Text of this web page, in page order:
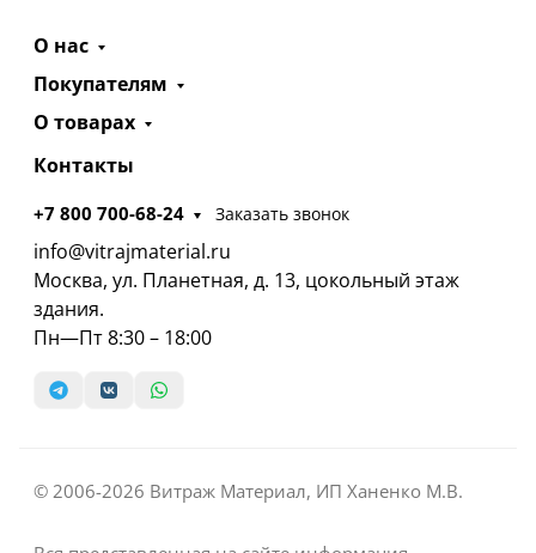
О нас
Покупателям
О товарах
Контакты
+7 800 700-68-24 Заказать звонок
info@vitrajmaterial.ru
Москва, ул. Планетная, д. 13, цокольный этаж
здания.
Пн—Пт 8:30 – 18:00
© 2006-2026 Витраж Материал, ИП Ханенко М.В.